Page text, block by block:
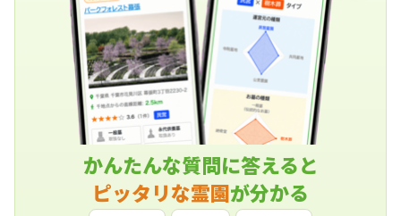
かんたんな質問に答えると
ピッタリな霊園が分かる